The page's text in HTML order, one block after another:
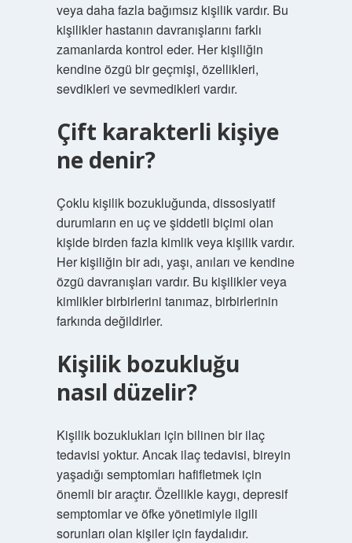
veya daha fazla bağımsız kişilik vardır. Bu
kişilikler hastanın davranışlarını farklı
zamanlarda kontrol eder. Her kişiliğin
kendine özgü bir geçmişi, özellikleri,
sevdikleri ve sevmedikleri vardır.
Çift karakterli kişiye
ne denir?
Çoklu kişilik bozukluğunda, dissosiyatif
durumların en uç ve şiddetli biçimi olan
kişide birden fazla kimlik veya kişilik vardır.
Her kişiliğin bir adı, yaşı, anıları ve kendine
özgü davranışları vardır. Bu kişilikler veya
kimlikler birbirlerini tanımaz, birbirlerinin
farkında değildirler.
Kişilik bozukluğu
nasıl düzelir?
Kişilik bozuklukları için bilinen bir ilaç
tedavisi yoktur. Ancak ilaç tedavisi, bireyin
yaşadığı semptomları hafifletmek için
önemli bir araçtır. Özellikle kaygı, depresif
semptomlar ve öfke yönetimiyle ilgili
sorunları olan kişiler için faydalıdır.